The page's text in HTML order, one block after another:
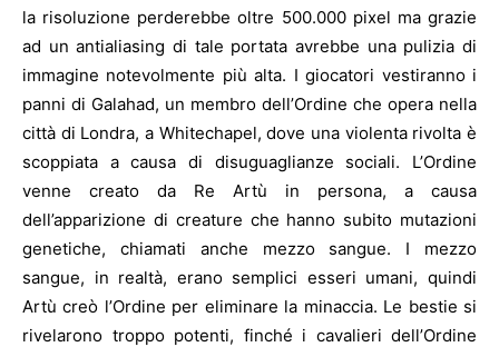
la risoluzione perderebbe oltre 500.000 pixel ma grazie
ad un antialiasing di tale portata avrebbe una pulizia di
immagine notevolmente più alta. I giocatori vestiranno i
panni di Galahad, un membro dell’Ordine che opera nella
città di Londra, a Whitechapel, dove una violenta rivolta è
scoppiata a causa di disuguaglianze sociali. L’Ordine
venne creato da Re Artù in persona, a causa
dell’apparizione di creature che hanno subito mutazioni
genetiche, chiamati anche mezzo sangue. I mezzo
sangue, in realtà, erano semplici esseri umani, quindi
Artù creò l’Ordine per eliminare la minaccia. Le bestie si
rivelarono troppo potenti, finché i cavalieri dell’Ordine